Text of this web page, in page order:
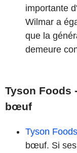
importante
Wilmar a
que la
demeure
Tyson Foods
bœuf
Tyson Foods
bœuf. Si ses